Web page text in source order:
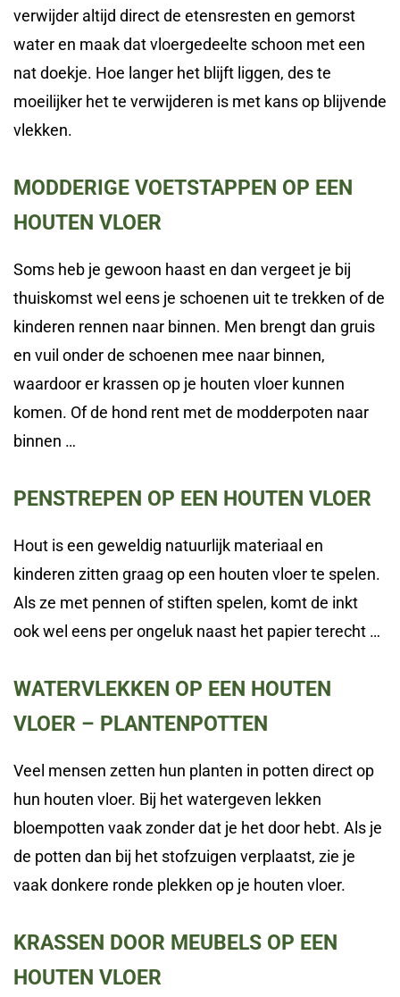
verwijder altijd direct de etensresten en gemorst
water en maak dat vloergedeelte schoon met een
nat doekje. Hoe langer het blijft liggen, des te
moeilijker het te verwijderen is met kans op blijvende
vlekken.
MODDERIGE VOETSTAPPEN OP EEN
HOUTEN VLOER
Soms heb je gewoon haast en dan vergeet je bij
thuiskomst wel eens je schoenen uit te trekken of de
kinderen rennen naar binnen. Men brengt dan gruis
en vuil onder de schoenen mee naar binnen,
waardoor er krassen op je houten vloer kunnen
komen. Of de hond rent met de modderpoten naar
binnen …
PENSTREPEN OP EEN HOUTEN VLOER
Hout is een geweldig natuurlijk materiaal en
kinderen zitten graag op een houten vloer te spelen.
Als ze met pennen of stiften spelen, komt de inkt
ook wel eens per ongeluk naast het papier terecht …
WATERVLEKKEN OP EEN HOUTEN
VLOER – PLANTENPOTTEN
Veel mensen zetten hun planten in potten direct op
hun houten vloer. Bij het watergeven lekken
bloempotten vaak zonder dat je het door hebt. Als je
de potten dan bij het stofzuigen verplaatst, zie je
vaak donkere ronde plekken op je houten vloer.
KRASSEN DOOR MEUBELS OP EEN
HOUTEN VLOER